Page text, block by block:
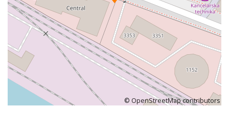
© OpenStreetMapcontributors